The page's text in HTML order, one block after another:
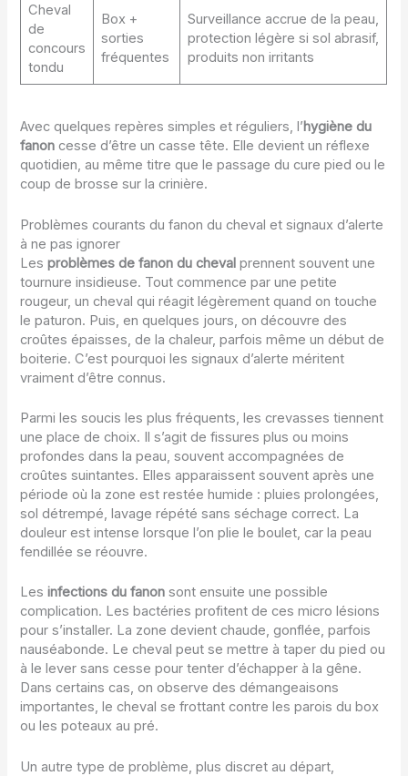
Cheval
de
concours
tondu
Box +
sorties
fréquentes
Surveillance accrue de la peau,
protection légère si sol abrasif,
produits non irritants
Avec quelques repères simples et réguliers, l’hygiène du
fanon cesse d’être un casse tête. Elle devient un réflexe
quotidien, au même titre que le passage du cure pied ou le
coup de brosse sur la crinière.
Problèmes courants du fanon du cheval et signaux d’alerte
à ne pas ignorer
Lesproblèmes de fanon du cheval prennent souvent une
tournure insidieuse. Tout commence par une petite
rougeur, un cheval qui réagit légèrement quand on touche
le paturon. Puis, en quelques jours, on découvre des
croûtes épaisses, de la chaleur, parfois même un début de
boiterie. C’est pourquoi les signaux d’alerte méritent
vraiment d’être connus.
Parmi les soucis les plus fréquents, les crevasses tiennent
une place de choix. Il s’agit de fissures plus ou moins
profondes dans la peau, souvent accompagnées de
croûtes suintantes. Elles apparaissent souvent après une
période où la zone est restée humide : pluies prolongées,
sol détrempé, lavage répété sans séchage correct. La
douleur est intense lorsque l’on plie le boulet, car la peau
fendillée se réouvre.
Lesinfections du fanon sont ensuite une possible
complication. Les bactéries profitent de ces micro lésions
pour s’installer. La zone devient chaude, gonflée, parfois
nauséabonde. Le cheval peut se mettre à taper du pied ou
à le lever sans cesse pour tenter d’échapper à la gêne.
Dans certains cas, on observe des démangeaisons
importantes, le cheval se frottant contre les parois du box
ou les poteaux au pré.
Un autre type de problème, plus discret au départ,